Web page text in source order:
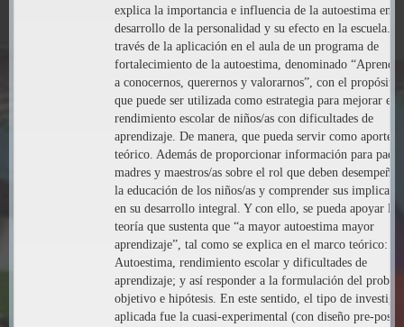
explica la importancia e influencia de la autoestima en el
desarrollo de la personalidad y su efecto en la escuela. A
través de la aplicación en el aula de un programa de
fortalecimiento de la autoestima, denominado
a conocernos, querernos y valorarnos”, con el propósito
que puede ser utilizada como estrategia para mejorar el
rendimiento escolar de niños/as con dificultades de
aprendizaje. De manera, que pueda servir como aporte
teórico. Además de proporcionar información para
madres y maestros/as sobre el rol que deben desempeñar
la educación de los niños/as y comprender sus
en su desarrollo integral. Y con ello, se pueda apoyar la
teoría que sustenta que “a mayor autoestima mayor
aprendizaje”, tal como se explica en el marco teórico:
Autoestima, rendimiento escolar y dificultades de
aprendizaje; y así responder a la formulación del
objetivo e hipótesis. En este sentido, el tipo de
aplicada fue la cuasi-experimental (con diseño pre-post